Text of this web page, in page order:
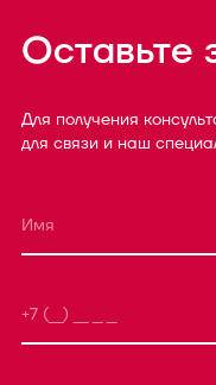
Оставьте
Для получения
для связи и наш